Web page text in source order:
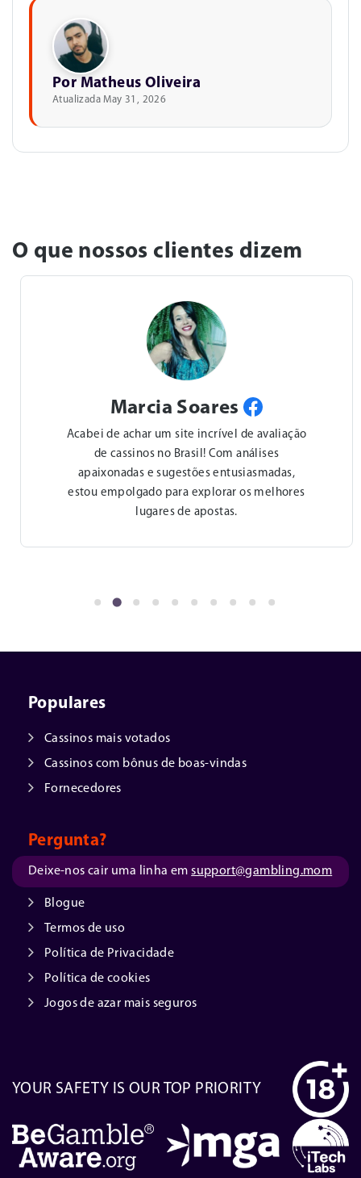
Por Matheus Oliveira
Atualizada May 31, 2026
O que nossos clientes dizem
Marcia Soares
Acabei de achar um site incrível de avaliação
de cassinos no Brasil! Com análises
apaixonadas e sugestões entusiasmadas,
estou empolgado para explorar os melhores
lugares de apostas.
Populares
Cassinos mais votados
Cassinos com bônus de boas-vindas
Fornecedores
Pergunta?
Deixe-nos cair uma linha emsupport@gambling.mom
Blogue
Termos de uso
Política de Privacidade
Política de cookies
Jogos de azar mais seguros
YOUR SAFETY IS OUR TOP PRIORITY